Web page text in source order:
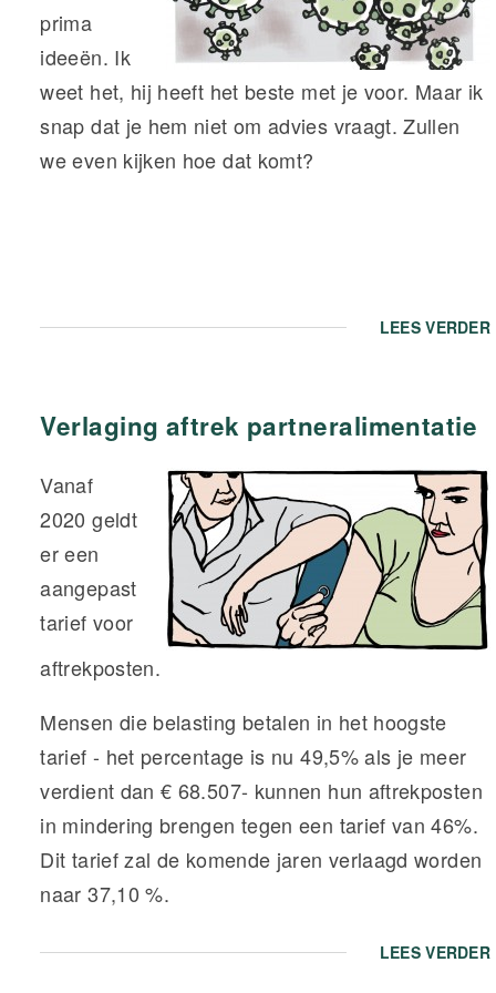
prima
ideeën. Ik
weet het, hij heeft het beste met je voor. Maar ik
snap dat je hem niet om advies vraagt. Zullen
we even kijken hoe dat komt?
LEES VERDER
Verlaging aftrek partneralimentatie
Vanaf
2020 geldt
er een
aangepast
tarief voor
aftrekposten.
Mensen die belasting betalen in het hoogste
tarief - het percentage is nu 49,5% als je meer
verdient dan € 68.507- kunnen hun aftrekposten
in mindering brengen tegen een tarief van 46%.
Dit tarief zal de komende jaren verlaagd worden
naar 37,10 %.
LEES VERDER